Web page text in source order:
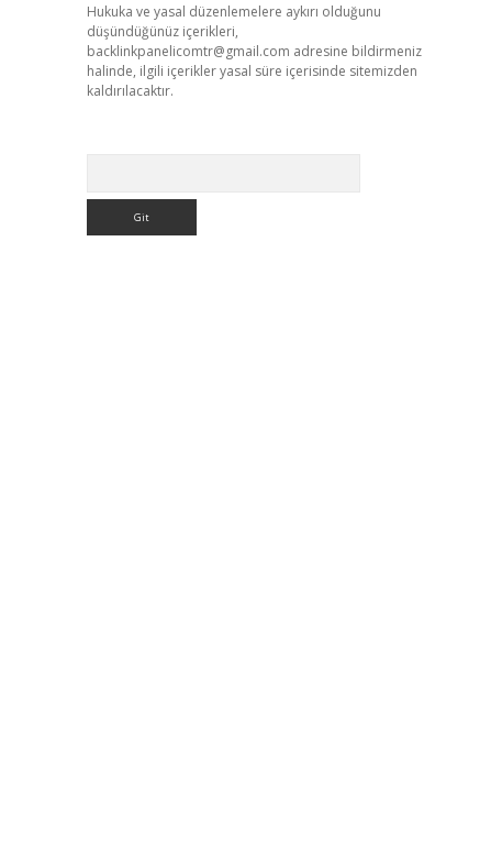
Hukuka ve yasal düzenlemelere aykırı olduğunu
düşündüğünüz içerikleri,
backlinkpanelicomtr@gmail.com adresine bildirmeniz
halinde, ilgili içerikler yasal süre içerisinde sitemizden
kaldırılacaktır.